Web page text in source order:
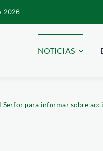
2026
NOTICIAS
para informar sobre